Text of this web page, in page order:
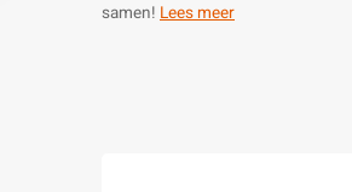
samen! Lees meer